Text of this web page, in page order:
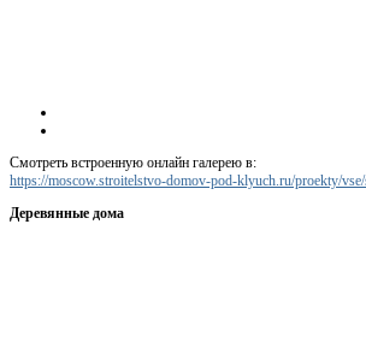
Смотреть встроенную онлайн галерею в:
https://moscow.stroitelstvo-domov-pod-klyuch.ru/proekty/
Деревянные дома